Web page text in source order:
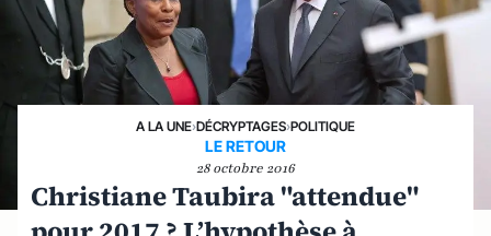
A LA UNE›DÉCRYPTAGES›POLITIQUE
LE RETOUR
28 octobre 2016
Christiane Taubira "attendue"